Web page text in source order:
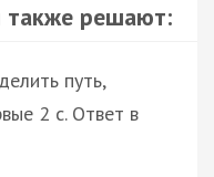
также решают:
путь,
2 с. Ответ в